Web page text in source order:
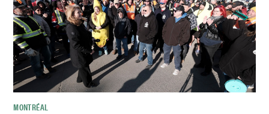
MONTRÉAL